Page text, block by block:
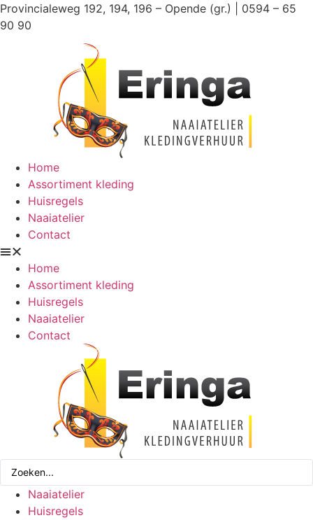
Ga
naar
Provincialeweg 192, 194, 196 – Opende (gr.) | 0594 – 65
90 90
Home
Assortiment kleding
Huisregels
Naaiatelier
Contact
Home
Assortiment kleding
Huisregels
Naaiatelier
Contact
Search
Naaiatelier
Huisregels